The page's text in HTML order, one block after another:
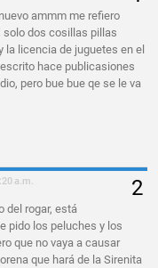
ammm me refiero
solo dos cosillas pillas
la licencia de juguetes en el
hace publicasiones
pero bue bue qe se le va
a.m.
del rogar, está
pido los peluches y los
que no vaya a causar
que hará de la Sirenita